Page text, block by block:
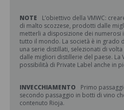
NOTE
L’obiettivo della VMWC:
di malto scozzese, prodotti dalle
metterli a disposizione dei
tutto il mondo. La società è in grado
una serie distillati, selezionati di
dalle migliori distillerie del paese. La
possibilità di Private Label anche in
INVECCHIAMENTO
Primo
secondo passaggio in botti di vino
contenuto Rioja.